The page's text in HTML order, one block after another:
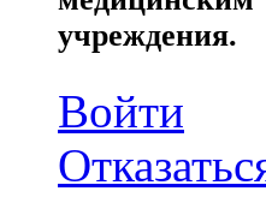
учреждения.
Войти